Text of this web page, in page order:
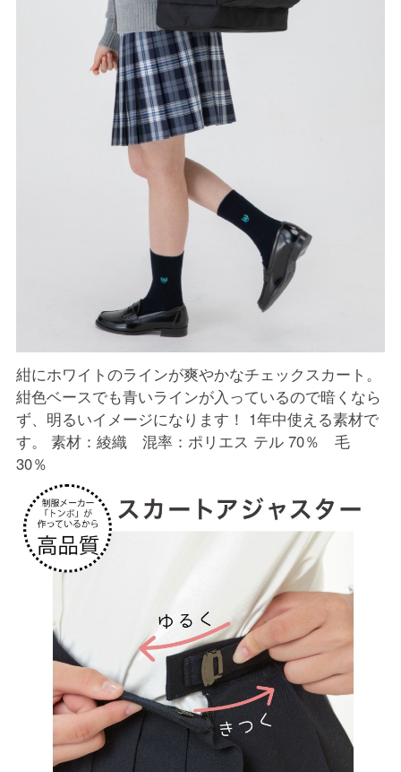
紺にホワイトのラインが爽やかなチェックスカート。
紺色ベースでも青いラインが入っているので暗くなら
ず、明るいイメージになります！ 1年中使える素材で
す。 素材：綾織 混率：ポリエス テル 70％ 毛
30％